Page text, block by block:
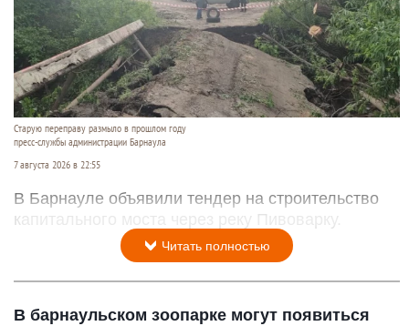
Старую переправу размыло в прошлом году
пресс-службы администрации Барнаула
7 августа 2026 в 22:55
В Барнауле объявили тендер на строительство
капитального моста через реку Пивоварку.
Читать полностью
В барнаульском зоопарке могут появиться